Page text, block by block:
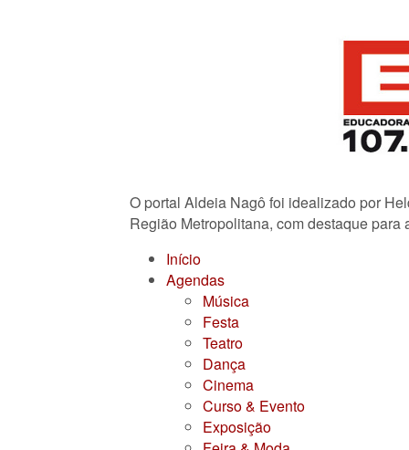
O portal Aldeia Nagô foi idealizado por
Região Metropolitana, com destaque para
Início
Agendas
Música
Festa
Teatro
Dança
Cinema
Curso & Evento
Exposição